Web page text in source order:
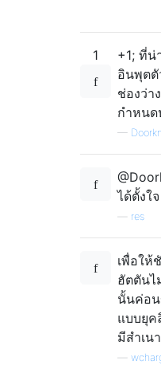
1
+1; ที่น่
อินพุตตั
ช่องว่า
กำหนด
—
ได้ตั้งใ
res
เพื่อให้
ฮัตตันไ
นั้นค่อน
แบบยุค
มีสำเน